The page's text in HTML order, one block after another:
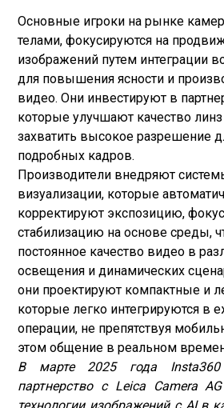
Основные игроки на рынке
телами, фокусируются на
изображений путем интеграции
для повышения ясности и
видео. Они инвестируют в
которые улучшают качество
захватить высокое разрешение
подробных кадров.
Производители внедряют
визуализации, которые
корректируют экспозицию,
стабилизацию на основе среды,
постоянное качество видео в
освещения и динамических
они проектируют компактные и
которые легко интегрируются в
операции, не препятствуя
этом общение в реальном
В марте 2025 года Insta360
партнерство с Leica Camera